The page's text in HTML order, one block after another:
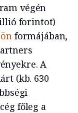
végén
forintot)
formájában,
A
(kb. 630
főleg a